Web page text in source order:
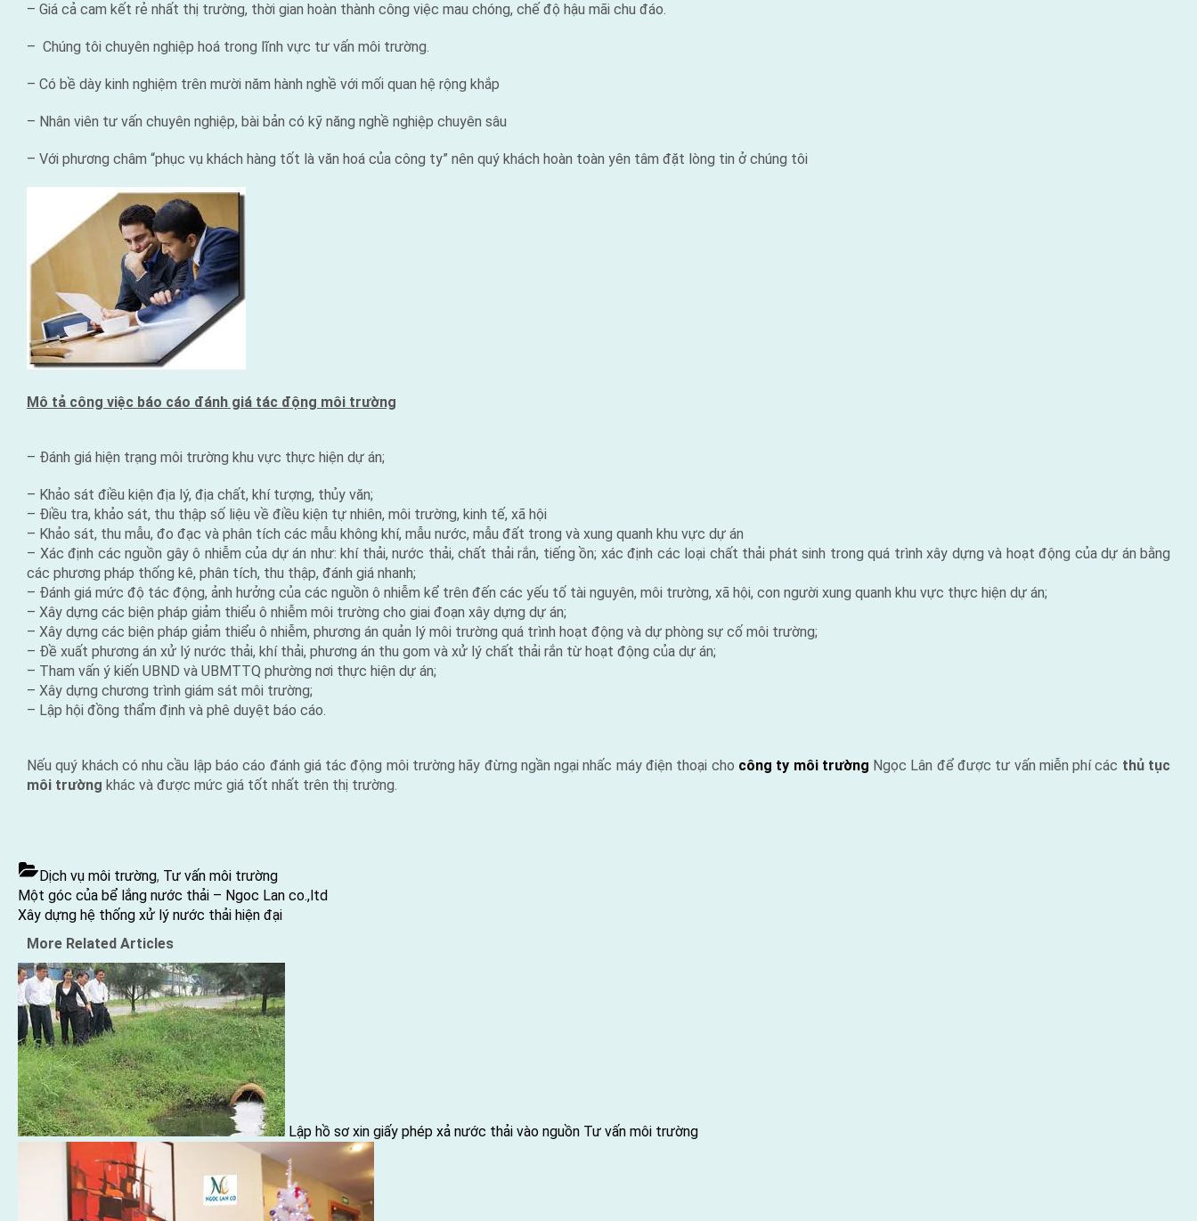
– Giá cả cam kết rẻ nhất thị trường, thời gian hoàn thành công việc mau chóng, chế độ hậu mãi chu đáo.
– Chúng tôi chuyên nghiệp hoá trong lĩnh vực tư vấn môi trường.
– Có bề dày kinh nghiệm trên mười năm hành nghề với mối quan hệ rộng khắp
– Nhân viên tư vấn chuyên nghiệp, bài bản có kỹ năng nghề nghiệp chuyên sâu
– Với phương châm “phục vụ khách hàng tốt là văn hoá của công ty” nên quý khách hoàn toàn yên tâm đặt lòng tin ở chúng tôi
Mô tả công việc báo cáo đánh giá tác động môi trường
– Đánh giá hiện trạng môi trường khu vực thực hiện dự án;
– Khảo sát điều kiện địa lý, địa chất, khí tượng, thủy văn;
– Điều tra, khảo sát, thu thập số liệu về điều kiện tự nhiên, môi trường, kinh tế, xã hội
– Khảo sát, thu mẫu, đo đạc và phân tích các mẫu không khí, mẫu nước, mẫu đất trong và xung quanh khu vực dự án
– Xác định các nguồn gây ô nhiễm của dự án như: khí thải, nước thải, chất thải rắn, tiếng ồn; xác định các loại chất thải phát sinh trong quá trình xây dựng và hoạt động của dự án bằng
các phương pháp thống kê, phân tích, thu thập, đánh giá nhanh;
– Đánh giá mức độ tác động, ảnh hưởng của các nguồn ô nhiễm kể trên đến các yếu tố tài nguyên, môi trường, xã hội, con người xung quanh khu vực thực hiện dự án;
– Xây dựng các biện pháp giảm thiểu ô nhiễm môi trường cho giai đoạn xây dựng dự án;
– Xây dựng các biện pháp giảm thiểu ô nhiễm, phương án quản lý môi trường quá trình hoạt động và dự phòng sự cố môi trường;
– Đề xuất phương án xử lý nước thải, khí thải, phương án thu gom và xử lý chất thải rắn từ hoạt động của dự án;
– Tham vấn ý kiến UBND và UBMTTQ phường nơi thực hiện dự án;
– Xây dựng chương trình giám sát môi trường;
– Lập hội đồng thẩm định và phê duyệt báo cáo.
Nếu quý khách có nhu cầu lập báo cáo đánh giá tác động môi trường hãy đừng ngần ngại nhấc máy điện thoại cho công ty môi trường Ngọc Lân để được tư vấn miễn phí các thủ tục
môi trường khác và được mức giá tốt nhất trên thị trường.
Dịch vụ môi trường, Tư vấn môi trường
Điều
hướng
bài
viết
Previous
Post:
Một góc của bể lắng nước thải – Ngoc Lan co.,ltd
Next
Post:
Xây dựng hệ thống xử lý nước thải hiện đại
More Related Articles
Lập hồ sơ xin giấy phép xả nước thải vào nguồn Tư vấn môi trường